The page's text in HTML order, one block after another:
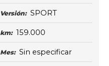
Versión: SPORT
km: 159.000
Mes: Sin especificar